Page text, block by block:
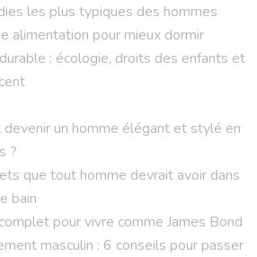
les plus typiques des hommes
alimentation pour mieux dormir
: écologie, droits des enfants et
devenir un homme élégant et stylé en
?
que tout homme devrait avoir dans
bain
pour vivre comme James Bond
masculin : 6 conseils pour passer